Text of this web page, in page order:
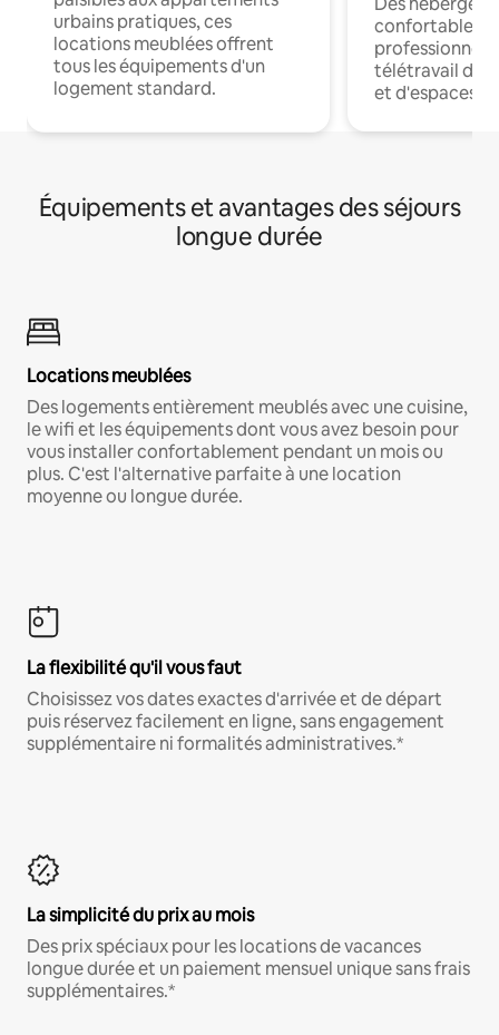
urbains pratiques, ces
locations meublées offrent
tous les équipements d'un
logement standard.
confortables
professionnels
télétravail
et d'espaces
Équipements et avantages des séjours
longue durée
Locations meublées
Des logements entièrement meublés avec une cuisine,
le wifi et les équipements dont vous avez besoin pour
vous installer confortablement pendant un mois ou
plus. C'est l'alternative parfaite à une location
moyenne ou longue durée.
La flexibilité qu'il vous faut
Choisissez vos dates exactes d'arrivée et de départ
puis réservez facilement en ligne, sans engagement
supplémentaire ni formalités administratives.*
La simplicité du prix au mois
Des prix spéciaux pour les locations de vacances
longue durée et un paiement mensuel unique sans frais
supplémentaires.*